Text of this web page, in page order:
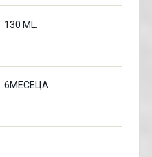
130 ML.
6МЕСЕЦА